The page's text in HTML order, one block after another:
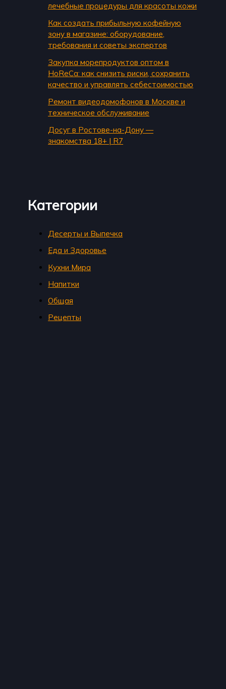
лечебные процедуры для красоты кожи
Как создать прибыльную кофейную
зону в магазине: оборудование,
требования и советы экспертов
Закупка морепродуктов оптом в
HoReCa: как снизить риски, сохранить
качество и управлять себестоимостью
Ремонт видеодомофонов в Москве и
техническое обслуживание
Досуг в Ростове-на-Дону —
знакомства 18+ | R7
Категории
Десерты и Выпечка
Еда и Здоровье
Кухни Мира
Напитки
Общая
Рецепты